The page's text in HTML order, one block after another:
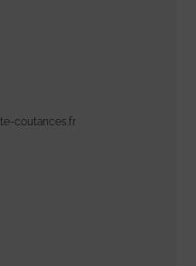
coutances.fr